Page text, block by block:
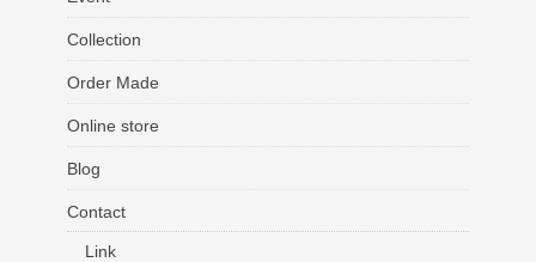
Collection
Order Made
Online store
Blog
Contact
Link